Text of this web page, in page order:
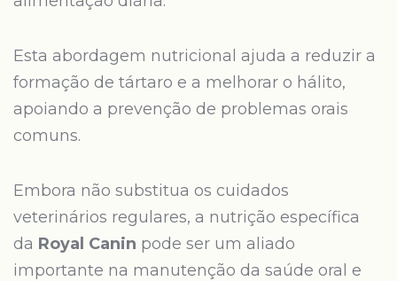
Esta abordagem nutricional ajuda a reduzir a
formação de tártaro e a melhorar o hálito,
apoiando a prevenção de problemas orais
comuns.
Embora não substitua os cuidados
veterinários regulares, a nutrição específica
da Royal Canin pode ser um aliado
importante na manutenção da saúde oral e